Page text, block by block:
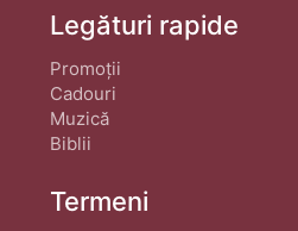
Legături rapide
Promoții
Cadouri
Muzică
Biblii
Termeni